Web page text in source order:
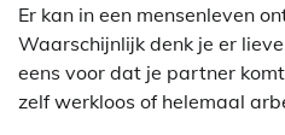
Er kan in een mensenleven
Waarschijnlijk denk je er
eens voor dat je partner
zelf werkloos of helemaal